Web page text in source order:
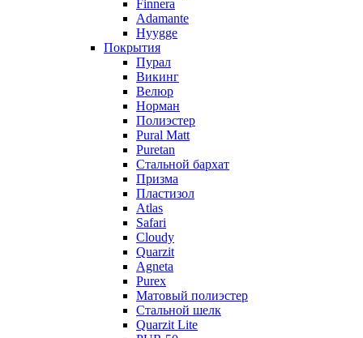
Finnera
Adamante
Hyygge
Покрытия
Пурал
Викинг
Велюр
Норман
Полиэстер
Pural Matt
Puretan
Стальной бархат
Призма
Пластизол
Atlas
Safari
Cloudy
Quarzit
Agneta
Purex
Матовый полиэстер
Стальной шелк
Quarzit Lite